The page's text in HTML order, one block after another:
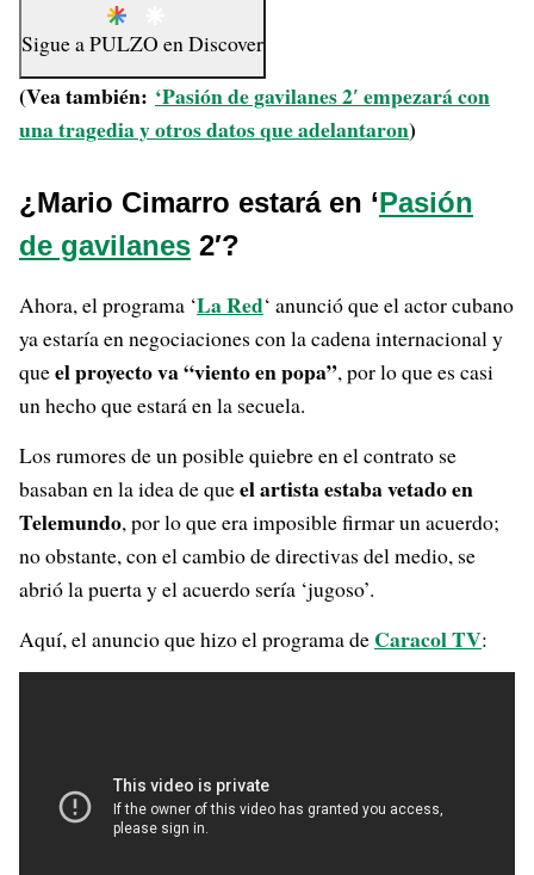
Sigue aPULZO enDiscover
(Vea también: ‘Pasión de gavilanes 2′ empezará con
una tragedia y otros datos que adelantaron)
¿Mario Cimarro estará en ‘Pasión
de gavilanes 2′?
Ahora, el programa ‘La Red‘ anunció que el actor cubano
ya estaría en negociaciones con la cadena internacional y
queel proyecto va “viento en popa”, por lo que es casi
un hecho que estará en la secuela.
Los rumores de un posible quiebre en el contrato se
basaban en la idea de queel artista estaba vetado en
Telemundo, por lo que era imposible firmar un acuerdo;
no obstante, con el cambio de directivas del medio, se
abrió la puerta y el acuerdo sería ‘jugoso’.
Aquí, el anuncio que hizo el programa de Caracol TV: